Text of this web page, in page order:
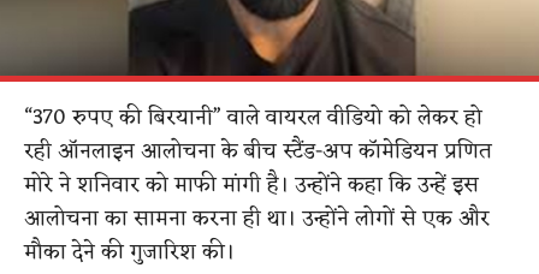
“370 रुपए की बिरयानी” वाले वायरल वीडियो को लेकर हो
रही ऑनलाइन आलोचना के बीच स्टैंड-अप कॉमेडियन प्रणित
मोरे ने शनिवार को माफी मांगी है। उन्होंने कहा कि उन्हें इस
आलोचना का सामना करना ही था। उन्होंने लोगों से एक और
मौका देने की गुजारिश की।